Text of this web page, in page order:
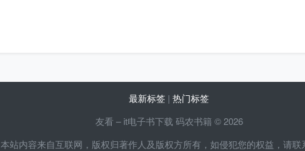
最新标签 | 热门标签
友看 – it电子书下载 码农书籍 © 2026
本站内容来自互联网，版权归著作人及版权方所有，如侵犯您的权益，请联